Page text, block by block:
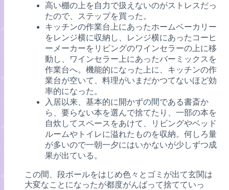
高い棚の上を自力で扱えないのがストレスだっ
たので、ステップを買った。
キッチンの作業台上にあったホームベーカリー
をレンジ横に収納し、レンジ横にあったコーヒ
ーメーカーをリビングのワインセラーの上に移
動し、ワインセラー上にあったバーミックスを
作業台へ。機能的になった上に、キッチンの作
業台が空いて、料理がいまだかつてないほど効
率的になった。
入居以来、基本的に開かずの間である書斎か
ら、要らない本を選んで捨てたり、一部の本を
自炊してスペースをあけて、リビングやベッド
ルームやトイレに溢れたものを収納。何しろ量
が多いので一朝一夕にはいかないが少しずつ成
果が出ている。
この間、段ボールをはじめ色々とゴミが出て玄関は
大変なことになったが都度がんばって捨てていっ